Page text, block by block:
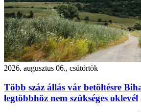
2026. augusztus 06., csütörtök
Több száz állás vár betöltésre
legtöbbhöz nem szükséges oklevél